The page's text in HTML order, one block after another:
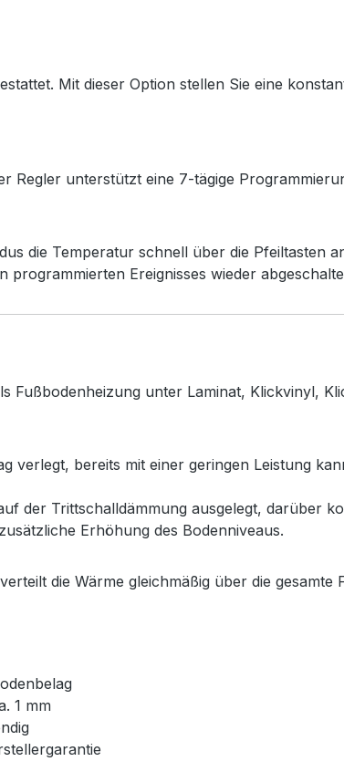
Mit dieser Option stellen Sie eine
unterstützt eine 7-tägige
die Temperatur schnell über die Pfeiltasten
Ereignisses wieder
Fußbodenheizung unter Laminat, Klickvinyl,
verlegt, bereits mit einer geringen Leistung
der Trittschalldämmung ausgelegt, darüber
Erhöhung des Bodenniveaus.
die Wärme gleichmäßig über die gesamte
1 mm